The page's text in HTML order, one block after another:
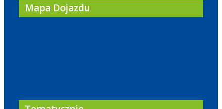
Mapa Dojazdu